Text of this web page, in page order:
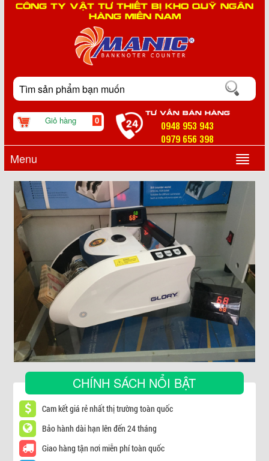
CÔNG TY VẬT TƯ THIẾT BỊ KHO QUỸ NGÂN
HÀNG MIỀN NAM
Giỏ hàng 0
TƯ VẤN BÁN HÀNG
0948 953 943
0979 656 398
Menu
▼
CHÍNH SÁCH NỔI BẬT
Cam kết giá rẻ nhất thị trường toàn quốc
Bảo hành dài hạn lên đến 24 tháng
Giao hàng tận nơi miễn phí toàn quốc